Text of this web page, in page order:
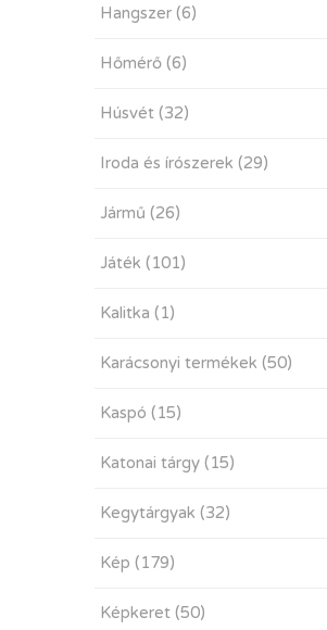
Hangszer (6)
Hőmérő (6)
Húsvét (32)
Iroda és írószerek (29)
Jármű (26)
Játék (101)
Kalitka (1)
Karácsonyi termékek (50)
Kaspó (15)
Katonai tárgy (15)
Kegytárgyak (32)
Kép (179)
Képkeret (50)